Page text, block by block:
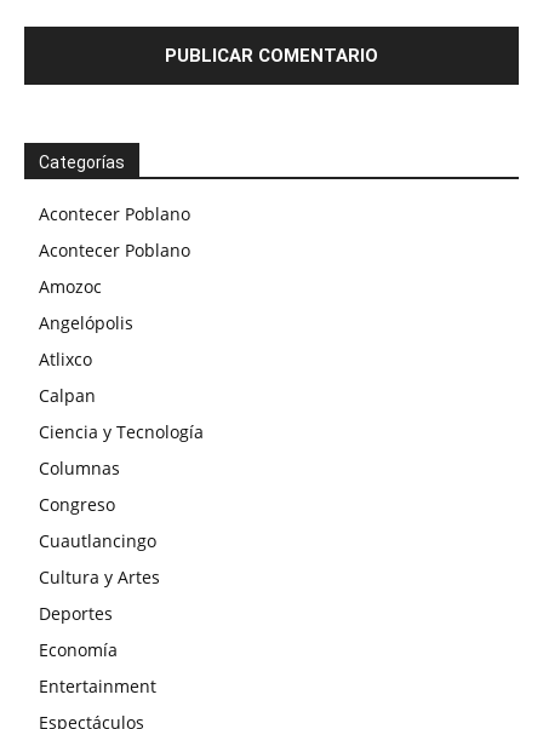
Categorías
Acontecer Poblano
Acontecer Poblano
Amozoc
Angelópolis
Atlixco
Calpan
Ciencia y Tecnología
Columnas
Congreso
Cuautlancingo
Cultura y Artes
Deportes
Economía
Entertainment
Espectáculos